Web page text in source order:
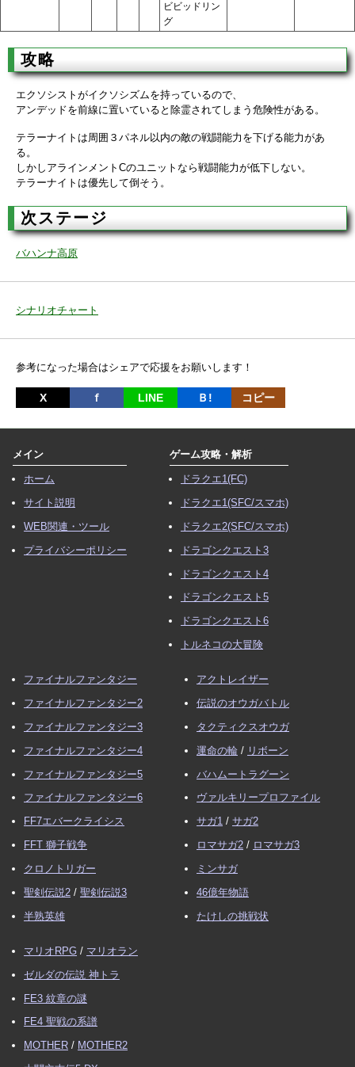
ビビッドリン
グ
攻略
エクソシストがイクソシズムを持っているので、
アンデッドを前線に置いていると除霊されてしまう危険性がある。
テラーナイトは周囲３パネル以内の敵の戦闘能力を下げる能力があ
る。
しかしアラインメントCのユニットなら戦闘能力が低下しない。
テラーナイトは優先して倒そう。
次ステージ
バハンナ高原
シナリオチャート
参考になった場合はシェアで応援をお願いします！
X ｆ LINE Ｂ! コピー
メイン
ホーム
サイト説明
WEB関連・ツール
プライバシーポリシー
ゲーム攻略・解析
ドラクエ1(FC)
ドラクエ1(SFC/スマホ)
ドラクエ2(SFC/スマホ)
ドラゴンクエスト3
ドラゴンクエスト4
ドラゴンクエスト5
ドラゴンクエスト6
トルネコの大冒険
ファイナルファンタジー
ファイナルファンタジー2
ファイナルファンタジー3
ファイナルファンタジー4
ファイナルファンタジー5
ファイナルファンタジー6
FF7エバークライシス
FFT 獅子戦争
クロノトリガー
聖剣伝説2 / 聖剣伝説3
半熟英雄
アクトレイザー
伝説のオウガバトル
タクティクスオウガ
運命の輪 / リボーン
バハムートラグーン
ヴァルキリープロファイル
サガ1 / サガ2
ロマサガ2 / ロマサガ3
ミンサガ
46億年物語
たけしの挑戦状
マリオRPG / マリオラン
ゼルダの伝説 神トラ
FE3 紋章の謎
FE4 聖戦の系譜
MOTHER / MOTHER2